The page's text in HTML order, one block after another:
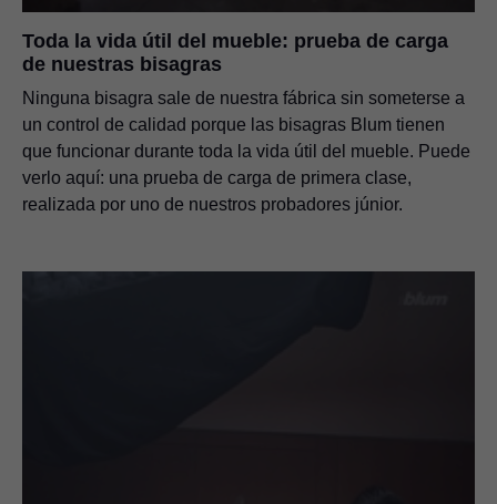
Toda la vida útil del mueble: prueba de carga
de nuestras bisagras
Ninguna bisagra sale de nuestra fábrica sin someterse a
un control de calidad porque las bisagras Blum tienen
que funcionar durante toda la vida útil del mueble. Puede
verlo aquí: una prueba de carga de primera clase,
realizada por uno de nuestros probadores júnior.